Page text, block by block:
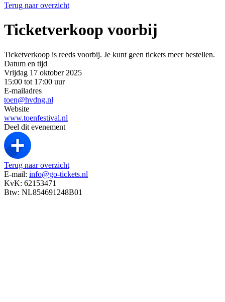
Terug naar overzicht
Ticketverkoop voorbij
Ticketverkoop is reeds voorbij. Je kunt geen tickets meer bestellen.
Datum en tijd
Vrijdag 17 oktober 2025
15:00 tot 17:00 uur
E-mailadres
toen@hvdng.nl
Website
www.toenfestival.nl
Deel dit evenement
Terug naar overzicht
E-mail: info@go-tickets.nl
KvK: 62153471
Btw: NL854691248B01